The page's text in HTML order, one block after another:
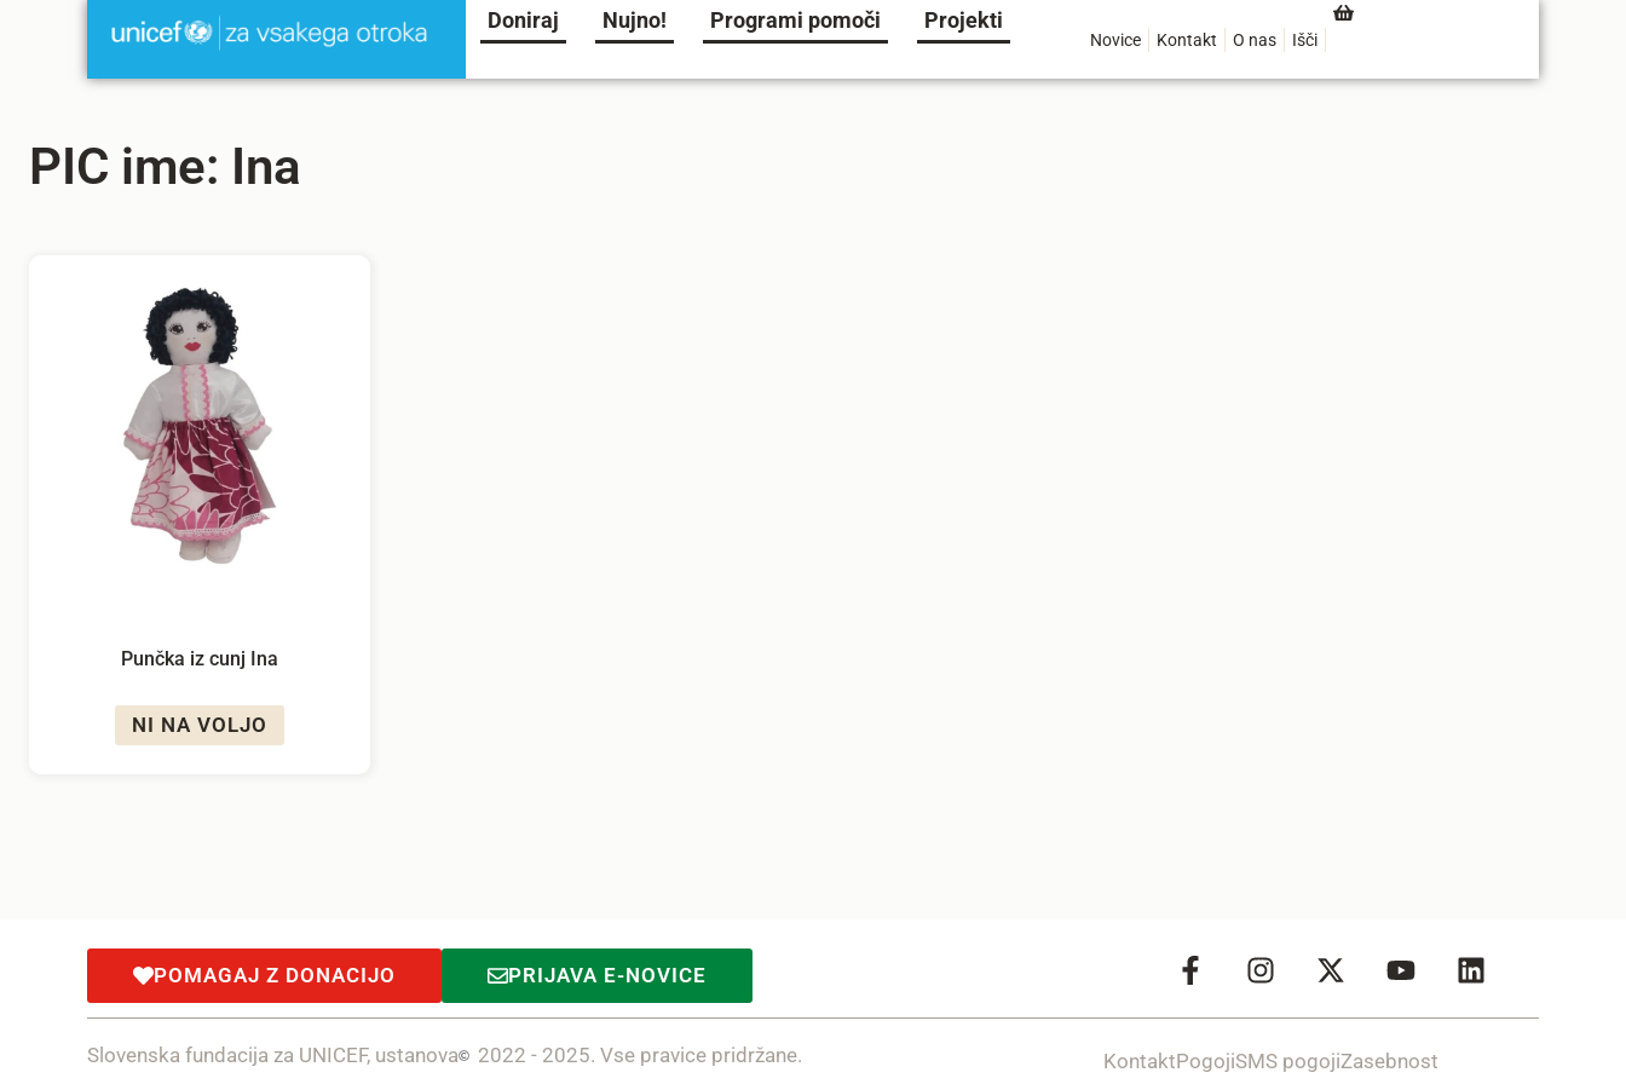
Doniraj Nujno! Programi pomoči Projekti
Novice Kontakt O nas Išči
PIC ime: Ina
Punčka iz cunj Ina
NI NA VOLJO
POMAGAJ Z DONACIJO PRIJAVA E-NOVICE
Slovenska fundacija za UNICEF, ustanova 2022 - 2025. Vse pravice pridržane. KontaktPogojiSMS pogojiZasebnost